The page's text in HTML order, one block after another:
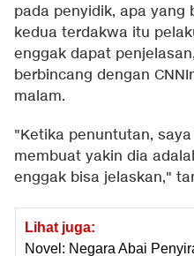
pada penyidik, apa yang
kedua terdakwa itu
enggak dapat
berbincang dengan
malam.
"Ketika penuntutan,
membuat yakin dia
enggak bisa jelaskan,"
Lihat juga:
Novel: Negara Abai